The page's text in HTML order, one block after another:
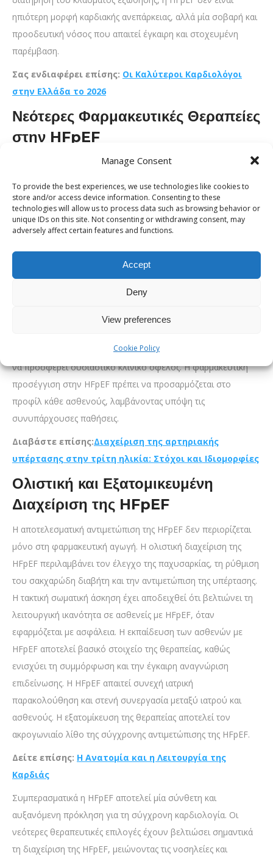
Manage Consent
To provide the best experiences, we use technologies like cookies to
store and/or access device information. Consenting to these
technologies will allow us to process data such as browsing behavior or
unique IDs on this site. Not consenting or withdrawing consent, may
adversely affect certain features and functions.
Accept
Deny
View preferences
Cookie Policy
ηπιότερη μορφή καρδιακής ανεπάρκειας, αλλά μία σοβαρή και
προοδευτική νόσος που απαιτεί έγκαιρη και στοχευμένη
παρέμβαση.
Σας ενδιαφέρει επίσης: Οι Καλύτεροι Καρδιολόγοι
στην Ελλάδα το 2026
Νεότερες Φαρμακευτικές Θεραπείες
στην HFpEF
Η φαρμακευτική αντιμετώπιση της HFpEF έχει εξελιχθεί
αποτελούν μία από τις πιο σημαντικές νεότερες θεραπευτικές
επιλογές για την HFpEF, καθώς έχουν αποδειχθεί
αποτελεσματικοί στη μείωση των νοσηλειών λόγω καρδιακής
αλλάξει τις κατευθυντήριες οδηγίες. Παράλληλα, η
βελτιστοποίηση της ρύθμισης της αρτηριακής πίεσης και της
καρδιακής συχνότητας παραμένει βασικός πυλώνας στη
θεραπεία της HFpEF. Αν και δεν υπάρχει ακόμη μία ενιαία
συνδυασμός νεότερων και καθιερωμένων φαρμάκων μπορεί
να προσφέρει ουσιαστικό κλινικό όφελος. Η φαρμακευτική
προσέγγιση στην HFpEF πρέπει να προσαρμόζεται στο
προφίλ κάθε ασθενούς, λαμβάνοντας υπόψη τις
συνυπάρχουσες παθήσεις.
Διαβάστε επίσης:Διαχείριση της αρτηριακής
υπέρτασης στην τρίτη ηλικία: Στόχοι και Ιδιομορφίες
Ολιστική και Εξατομικευμένη
Διαχείριση της HFpEF
Η αποτελεσματική αντιμετώπιση της HFpEF δεν περιορίζεται
μόνο στη φαρμακευτική αγωγή. Η ολιστική διαχείριση της
HFpEF περιλαμβάνει τον έλεγχο της παχυσαρκίας, τη ρύθμιση
του σακχαρώδη διαβήτη και την αντιμετώπιση της υπέρτασης.
Η τακτική σωματική άσκηση έχει αποδειχθεί ότι βελτιώνει τη
λειτουργική ικανότητα σε ασθενείς με HFpEF, όταν
εφαρμόζεται με ασφάλεια. Η εκπαίδευση των ασθενών με
HFpEF αποτελεί βασικό στοιχείο της θεραπείας, καθώς
ενισχύει τη συμμόρφωση και την έγκαιρη αναγνώριση
επιδείνωσης. Η HFpEF απαιτεί συνεχή ιατρική
παρακολούθηση και στενή συνεργασία μεταξύ ιατρού και
ασθενούς. Η εξατομίκευση της θεραπείας αποτελεί τον
ακρογωνιαίο λίθο της σύγχρονης αντιμετώπισης της HFpEF.
Δείτε επίσης: Η Ανατομία και η Λειτουργία της
Καρδιάς
Συμπερασματικά η HFpEF αποτελεί μία σύνθετη και
αυξανόμενη πρόκληση για τη σύγχρονη καρδιολογία. Οι
νεότερες θεραπευτικές επιλογές έχουν βελτιώσει σημαντικά
τη διαχείριση της HFpEF, μειώνοντας τις νοσηλείες και